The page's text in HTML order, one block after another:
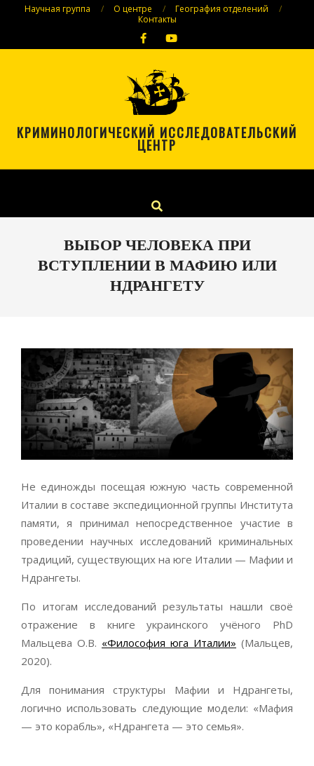
Научная группа О центре
География отделений
Контакты
КРИМИНОЛОГИЧЕСКИЙ ИССЛЕДОВАТЕЛЬСКИЙ
ЦЕНТР
Menu
Search
ВЫБОР ЧЕЛОВЕКА ПРИ
ВСТУПЛЕНИИ В МАФИЮ ИЛИ
НДРАНГЕТУ
Не единожды посещая южную часть современной
Италии в составе экспедиционной группы Института
памяти, я принимал непосредственное участие в
проведении научных исследований криминальных
традиций, существующих на юге Италии — Мафии и
Ндрангеты.
По итогам исследований результаты нашли своё
отражение в книге украинского учёного PhD
Мальцева О.В. «Философия юга Италии» (Мальцев,
2020).
Для понимания структуры Мафии и Ндрангеты,
логично использовать следующие модели: «Мафия
— это корабль», «Ндрангета — это семья».